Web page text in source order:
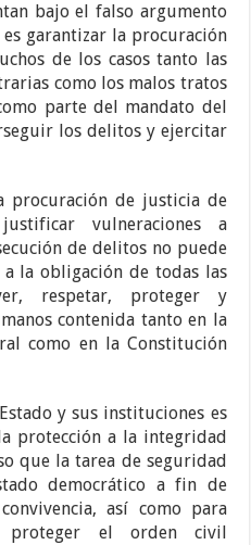
bajo el falso argumento
garantizar la procuración
de los casos tanto las
como los malos tratos
parte del mandato del
los delitos y ejercitar
procuración de justicia de
vulneraciones a
de delitos no puede
la obligación de todas las
respetar, proteger y
contenida tanto en la
como en la Constitución
y sus instituciones es
protección a la integridad
que la tarea de seguridad
democrático a fin de
así como para
proteger el orden civil